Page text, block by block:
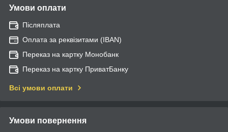
Умови оплати
Післяплата
Оплата за реквізитами (IBAN)
Переказ на картку Монобанк
Переказ на картку ПриватБанку
Всі умови оплати
Умови повернення